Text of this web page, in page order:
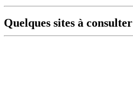
Quelques sites à consulter